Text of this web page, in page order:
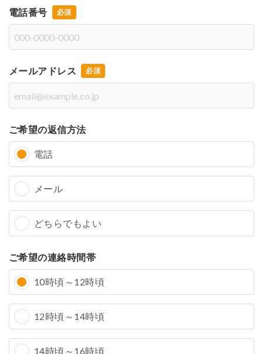
電話番号
メールアドレス
ご希望の返信方法
電話
メール
どちらでもよい
ご希望の連絡時間帯
10時頃～12時頃
12時頃～14時頃
14時頃～16時頃